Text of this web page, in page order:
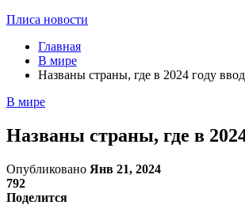
Плиса новости
Главная
В мире
Названы страны, где в 2024 году
В мире
Названы страны, где в
Опубликовано Янв 21, 2024
792
Поделится